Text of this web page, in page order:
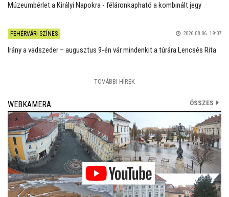
Múzeumbérlet a Királyi Napokra - féláronkapható a kombinált jegy
FEHÉRVÁRI SZÍNES 2026.08.06. 19:07
Irány a vadszeder – augusztus 9-én vár mindenkit a túrára Lencsés Rita
TOVÁBBI HÍREK
WEBKAMERA ÖSSZES